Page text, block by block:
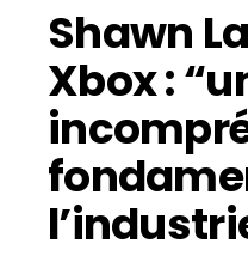
Shawn
Xbox :